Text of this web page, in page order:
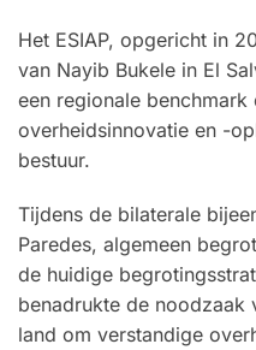
Het ESIAP, opgericht in
van Nayib Bukele in El
een regionale
overheidsinnovatie en -
bestuur.
Tijdens de bilaterale
Paredes, algemeen
de huidige
benadrukte de noodzaak
land om verstandige